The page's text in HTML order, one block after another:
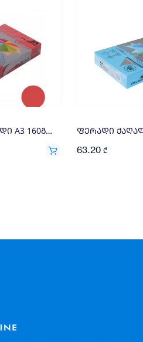
ფერადი ქაღალდი A3 160გრ 250ფ ვარდისფერი
63.20 ₾